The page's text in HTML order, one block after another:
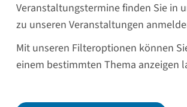
Veranstaltungstermine finden Sie in
zu unseren Veranstaltungen
Mit unseren Filteroptionen können
einem bestimmten Thema anzeigen